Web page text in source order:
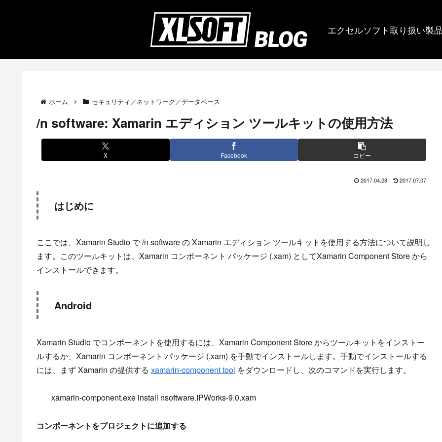
エクセルソフト取り扱い製
ホーム セキュリティ／ネットワーク／データベース
/n software: Xamarin エディション ツールキットの使用方法
X Facebook コピー
2017.04.28 2017.07.07
はじめに
ここでは、Xamarin Studio で /n software の Xamarin エディション ツールキットを使用する方法について説明し
ます。このツールキットは、Xamarin コンポーネント パッケージ (.xam) としてXamarin Component Store から
インストールできます。
Android
Xamarin Studio でコンポーネントを使用するには、Xamarin Component Store からツールキットをインストー
ルするか、Xamarin コンポーネント パッケージ (.xam) を手動でインストールします。手動でインストールする
には、まず Xamarin の提供する xamarin-component tool をダウンロードし、次のコマンドを実行します。
xamarin-component.exe install nsoftware.IPWorks-9.0.xam
コンポーネントをプロジェクトに追加する